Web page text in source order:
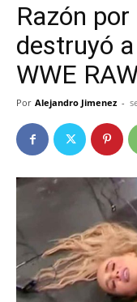
Razón
destruyó
WWE
Por Alejandro Jimenez -